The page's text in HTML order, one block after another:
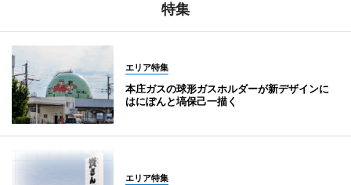
特集
エリア特集
本庄ガスの球形ガスホルダーが新デザインに
はにぽんと塙保己一描く
エリア特集